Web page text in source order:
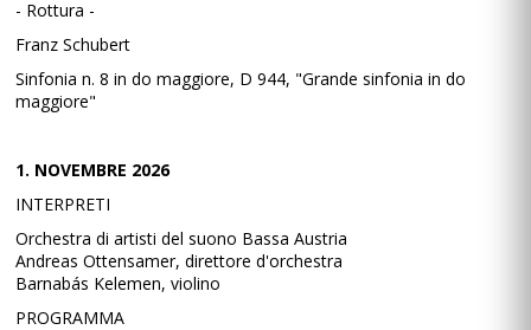
- Rottura -
Franz Schubert
Sinfonia n. 8 in do maggiore, D 944, "Grande sinfonia in do
maggiore"
1. NOVEMBRE 2026
INTERPRETI
Orchestra di artisti del suono Bassa Austria
Andreas Ottensamer, direttore d'orchestra
Barnabás Kelemen, violino
PROGRAMMA